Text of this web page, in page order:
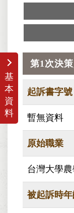
基
本
資
料
第1次決策
起訴書字號
暫無資料
原始職業
台灣大學
被起訴時